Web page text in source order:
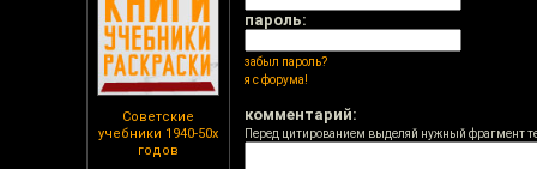
Советские
учебники 1940-50х
годов
пароль:
забыл пароль?
я с форума!
комментарий:
Перед цитированием выделяй нужный фрагмент